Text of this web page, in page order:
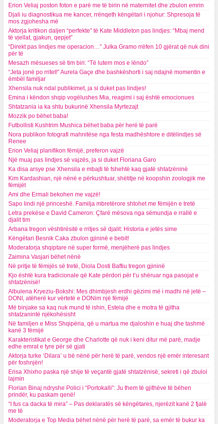
Erion Veliaj poston foton e parë me të birin në maternitet dhe zbulon emrin
Djali iu diagnostikua me kancer, rrënqeth këngëtari i njohur: Shpresoja të
mos zgjohesha më
Aktorja kritikon daljen “perfekte” të Kate Middleton pas lindjes: “Mbaj mend
të vjellat, gjakun, qepjet”
“Direkt pas lindjes me operacion…” Julka Gramo rrëfen 10 gjërat që nuk dini
për të
Mesazh mësueses së tim biri: “Të lutem mos e lëndo”
“Jeta jonë po rritet!” Aurela Gaçe dhe bashkëshorti i saj ndajnë momentin e
ëmbël familjar
Xhensila nuk ndal publikimet, ja si duket pas lindjes!
Emina i këndon shqip vogëlushes Mia, reagimi i saj është emocionues
Shtatzania ia ka shtu bukurinë Xhensila Myrtezajt
Mozzik po bëhet baba!
Futbollisti Kushtrim Mushica bëhet baba për herë të parë
Nora publikon fotografi mahnitëse nga festa madhështore e ditëlindjes së
Renee
Erion Veliaj planifikon fëmijë, preferon vajzë
Një muaj pas lindjes së vajzës, ja si duket Floriana Garo
Ka disa arsye pse Xhensila e mbajti të fshehtë kaq gjatë shtatzëninë
Kim Kardashian, një nënë e përkushtuar, shëtitje në koopshin zoologjik me
fëmijët
Ami dhe Ermali bekohen me vajzë!
Sapo lindi një princeshë. Familja mbretërore shtohet me fëmijën e tretë
Letra prekëse e David Cameron: Çfarë mësova nga sëmundja e rrallë e
djalit tim
Arbana tregon vështirësitë e rritjes së djalit: Historia e jetës sime
Këngëtari Besnik Caka zbulon gjininë e bebit!
Moderatorja shqiptare në super formë, menjëherë pas lindjes
Zaimina Vasjari bëhet nënë
Në pritje të fëmijës së tretë, Diola Dosti Baftiu tregon gjininë
Kjo është kura tradicionale që Kate përdori për t’u shëruar nga pasojat e
shtatzënisë!
Albulena Kryeziu-Bokshi: Mes dhimbjesh erdhi gëzimi më i madhi në jetë –
DONI, atëherë kur vërtetë e DONim një fëmijë
Më binjake sa kaq nuk mund të ishin, Estela dhe e motra të gjitha
shtatzanintë njëkohësisht
Në familjen e Miss Shqipëria, që u martua me djaloshin e huaj dhe tashmë
kanë 3 fëmijë
Karakteristikat e George dhe Charlotte që nuk i keni ditur më parë, madje
edhe emrat e tyre për së gjati
Aktorja turke ‘Dilara’ u bë nënë për herë të parë, vendos një emër interesant
për foshnjën!
Erisa Xhixho paska një shije të veçantë gjatë shtatzënisë, sekreti i që zbuloi
lajmin
Florian Binaj ndryshe Polici i “Portokalli”: Ju them të gjithëve të bëhen
prindër, ku paskam qenë!
“I fus ca dacka të mira” – Pas deklaratës së këngëtares, njerëzit kanë 2 fjalë
me të
Moderatorja e Top Media bëhet nënë për herë të parë, sa emër të bukur ka